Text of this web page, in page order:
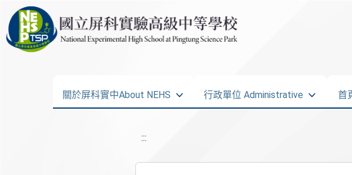
關於屏科實中About NEHS 行政單位 Administrative 首
:::